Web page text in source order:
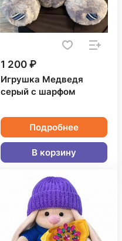
1 200 ₽
Игрушка Медведя
серый с шарфом
Подробнее
В корзину